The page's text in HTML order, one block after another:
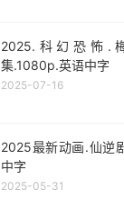
2025.科幻恐怖.
集.1080p.英语中字
2025-07-16
2025最新动画.仙逆
中字
2025-05-31